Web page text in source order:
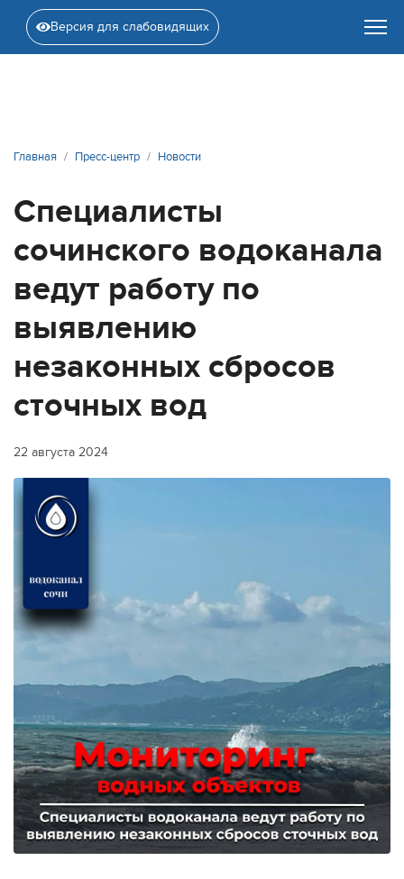
Версия для слабовидящих
Главная Пресс-центр Новости
Специалисты
сочинского водоканала
ведут работу по
выявлению
незаконных сбросов
сточных вод
22 августа 2024